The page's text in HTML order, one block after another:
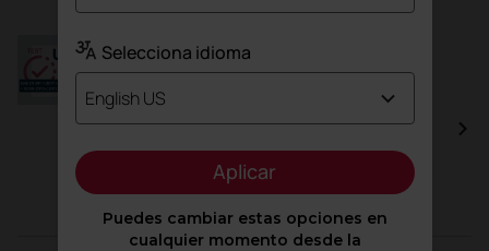
UNE-EN 581-1:2017 + 581:2-2016 + 16139-
2013vc2015
Las normas UNE-EN 581-1:2017, UNE-EN 581-
2:2016, y UNE-EN 16139:2013+A1:2015 están
durabilidad y estabilidad de mobiliario de asiento,
especialmente en contextos de uso público y
doméstico.
Selecciona idioma
English US
Aplicar
Puedes cambiar estas opciones en
cualquier momento desde la